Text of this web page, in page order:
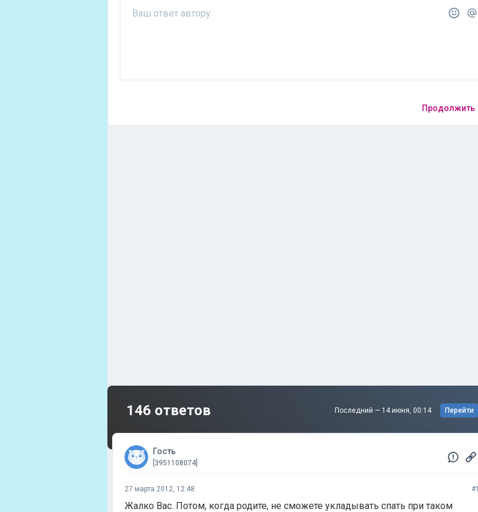
Продолжить
146 ответов Последний — 14 июня, 00:14 Перейти
Гость
[3951108074]
27 марта 2012, 12:48 #1
Жалко Вас. Потом, когда родите, не сможете укладывать спать при таком